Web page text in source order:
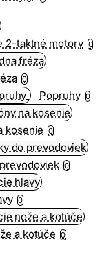
2-taktné motory 0
0
Popruhy 0
kosenie 0
0
0
a kotúče 0